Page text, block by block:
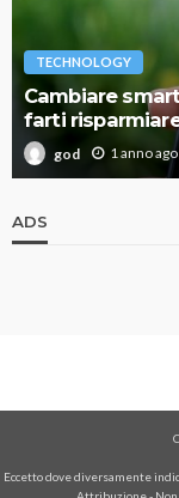
TECHNOLOGY
Cambiare
farti
god 1 anno ago
ADS
Eccetto dove diversamente